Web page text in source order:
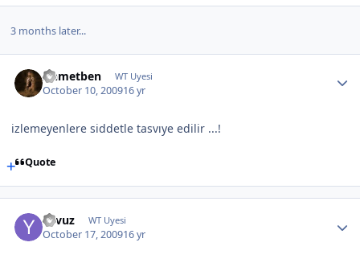
3 months later...
Ahmetben WT Uyesi
October 10, 200916 yr
izlemeyenlere siddetle tasvıye edilir ...!
Quote
Yavuz WT Uyesi
October 17, 200916 yr